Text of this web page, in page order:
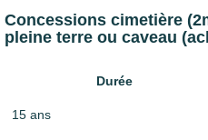
Concessions cimetière
pleine terre ou caveau
Durée
15 ans